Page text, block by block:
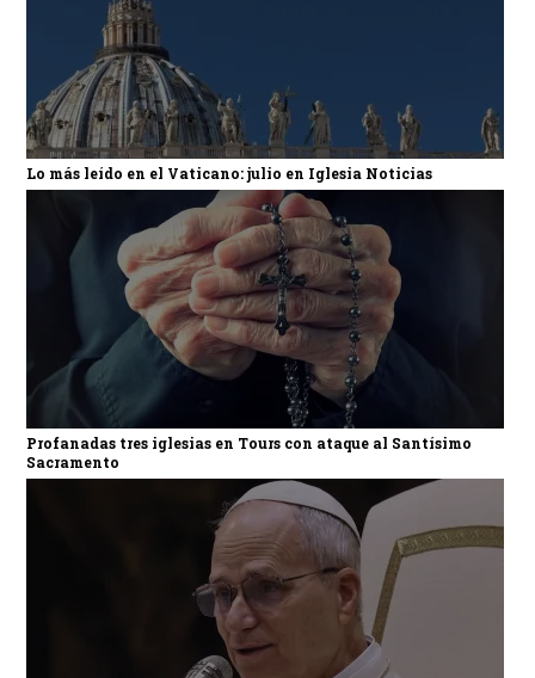
Lo más leído en el Vaticano: julio en Iglesia Noticias
Profanadas tres iglesias en Tours con ataque al Santísimo
Sacramento